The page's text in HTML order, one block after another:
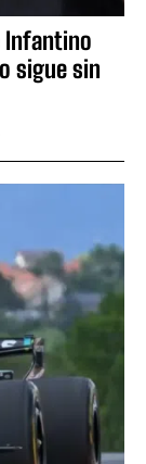
Infantino
sigue sin